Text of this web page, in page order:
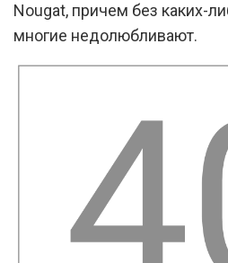
Nougat, причем без каких-
многие недолюбливают.